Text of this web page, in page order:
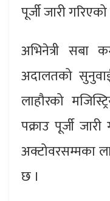
पूर्जी जारी गरिएको
अभिनेत्री
अदालतको
लाहौरको
पक्राउ पूर्जी
अक्टोवरसम्मका
छ ।